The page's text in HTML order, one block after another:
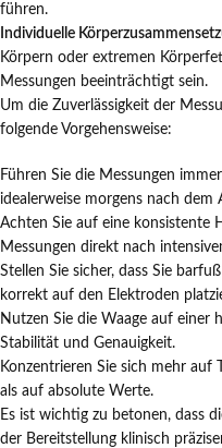
führen.
Individuelle
Körpern oder extremen
Messungen beeinträchtigt sein.
Um die Zuverlässigkeit der
folgende Vorgehensweise:
Führen Sie die Messungen
idealerweise morgens nach
Achten Sie auf eine konsistente
Messungen direkt nach
Stellen Sie sicher, dass Sie
korrekt auf den Elektroden
Nutzen Sie die Waage auf einer
Stabilität und Genauigkeit.
Konzentrieren Sie sich mehr auf
als auf absolute Werte.
Es ist wichtig zu betonen, dass
der Bereitstellung klinisch